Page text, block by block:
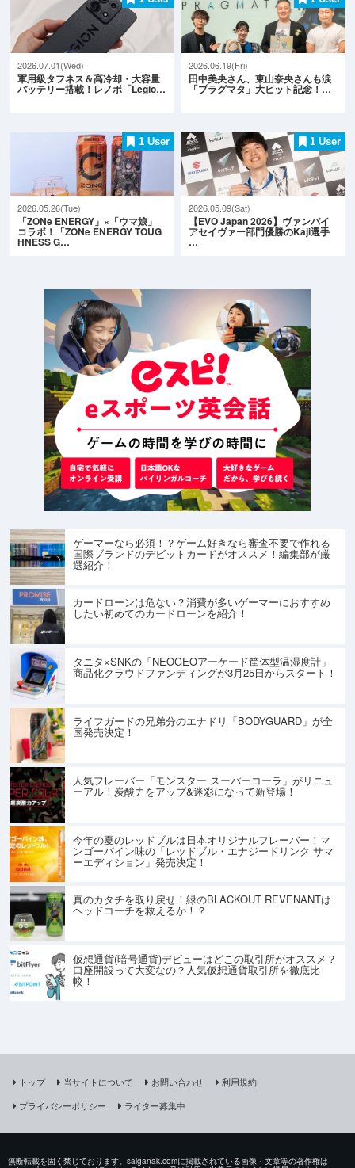
2026.07.01(Wed)
軍用級タフネス＆高冷却・大容量
バッテリー搭載！レノボ「Legio…
2026.06.19(Fri)
田中美央さん、東山奈央さんも涙
「プラグマタ」大ヒット記念！…
1 User
2026.05.26(Tue)
「ZONe ENERGY」×「ウマ娘」
コラボ！「ZONe ENERGY TOUG
HNESS G…
1 User
2026.05.09(Sat)
【EVO Japan 2026】ヴァンパイ
アセイヴァー部門優勝のKaji選手
…
ゲーマーなら必須！？ゲーム好きなら審査不要で作れる
国際ブランドのデビットカードがオススメ！編集部が厳
選紹介！
カードローンは危ない？消費が多いゲーマーにおすすめ
したい初めてのカードローンを紹介！
タニタ×SNKの「NEOGEOアーケード筐体型温湿度計」
商品化クラウドファンディングが3月25日からスタート！
ライフガードの兄弟分のエナドリ「BODYGUARD」が全
国発売決定！
人気フレーバー「モンスター スーパーコーラ」がリニュ
ーアル！炭酸力をアップ&迷彩になって新登場！
今年の夏のレッドブルは日本オリジナルフレーバー！マ
ンゴーパイン味の「レッドブル・エナジードリンク サマ
ーエディション」発売決定！
真のカタチを取り戻せ！緑のBLACKOUT REVENANTは
ヘッドコーチを救えるか！？
仮想通貨(暗号通貨)デビューはどこの取引所がオススメ？
口座開設って大変なの？人気仮想通貨取引所を徹底比
較！
トップ 当サイトについて お問い合わせ
利用規約
プライバシーポリシー
ライター募集中
無断転載を固く禁じております。saiganak.comに掲載されている画像・文章等の著作権は